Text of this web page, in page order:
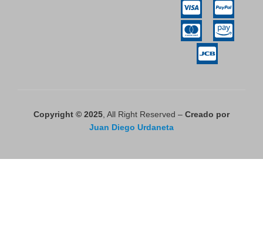
Copyright © 2025, All Right Reserved – Creado por
Juan Diego Urdaneta